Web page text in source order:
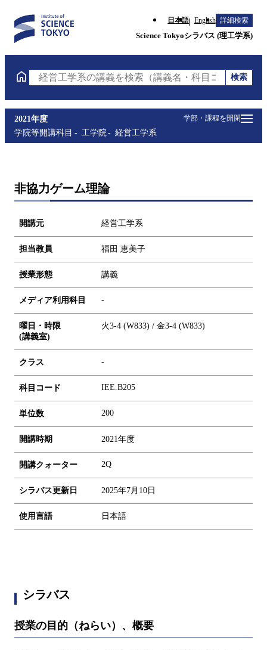
日本語 English 詳細検索
Science Tokyoシラバス (理工学系)
経営工学系の講義を検索（講義名・科目コード・担当
検索
学部・課程を開閉
2021年度
学院等開講科目
工学院 経営工学系
非協力ゲーム理論
開講元 経営工学系
担当教員 福田 恵美子
授業形態 講義
メディア利用科目 -
曜日・時限
(講義室)
火3-4 (W833) / 金3-4 (W833)
クラス -
科目コード IEE.B205
単位数 200
開講時期 2021年度
開講クォーター 2Q
シラバス更新日 2025年7月10日
使用言語 日本語
シラバス
授業の目的（ねらい）、概要